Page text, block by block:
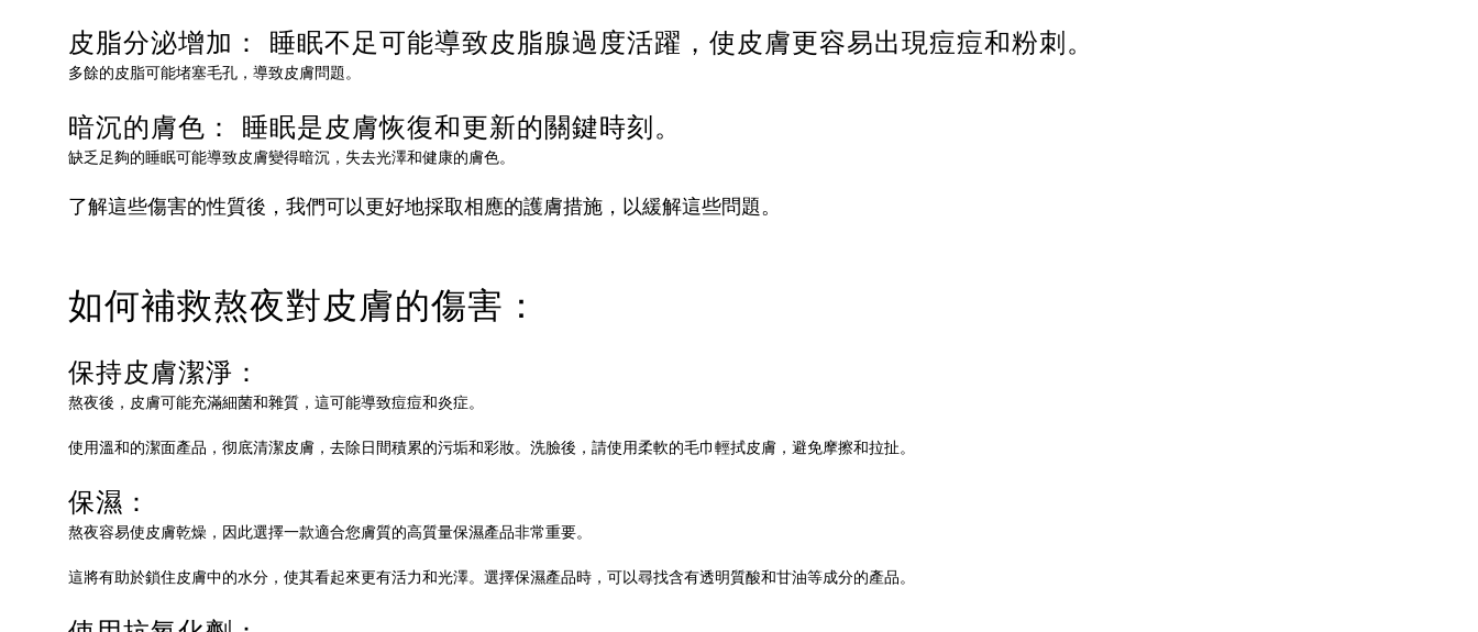
皮脂分泌增加： 睡眠不足可能導致皮脂腺過度活躍，使皮膚更容易出現痘痘和粉刺。
多餘的皮脂可能堵塞毛孔，導致皮膚問題。
暗沉的膚色： 睡眠是皮膚恢復和更新的關鍵時刻。
缺乏足夠的睡眠可能導致皮膚變得暗沉，失去光澤和健康的膚色。
了解這些傷害的性質後，我們可以更好地採取相應的護膚措施，以緩解這些問題。
如何補救熬夜對皮膚的傷害：
保持皮膚潔淨：
熬夜後，皮膚可能充滿細菌和雜質，這可能導致痘痘和炎症。
使用溫和的潔面產品，彻底清潔皮膚，去除日間積累的污垢和彩妝。洗臉後，請使用柔軟的毛巾輕拭皮膚，避免摩擦和拉扯。
保濕：
熬夜容易使皮膚乾燥，因此選擇一款適合您膚質的高質量保濕產品非常重要。
這將有助於鎖住皮膚中的水分，使其看起來更有活力和光澤。選擇保濕產品時，可以尋找含有透明質酸和甘油等成分的產品。